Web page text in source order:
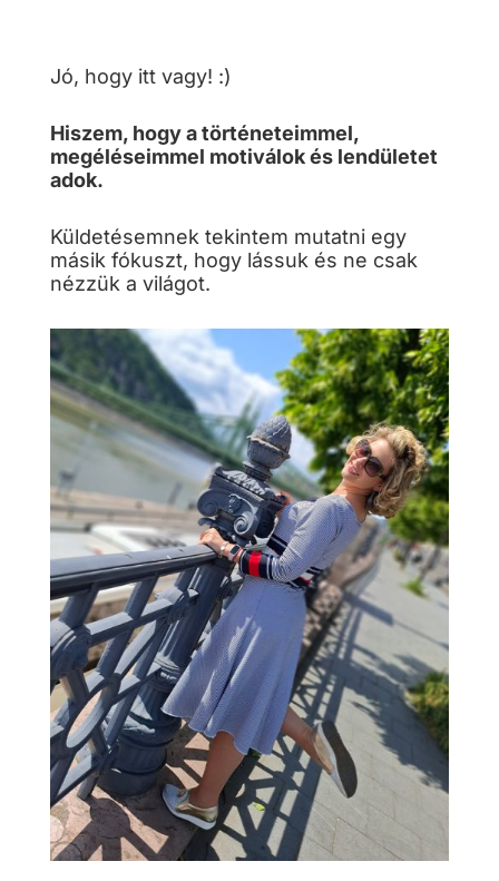
Jó, hogy itt vagy! :)
Hiszem, hogy a történeteimmel,
megéléseimmel motiválok és lendületet
adok.
Küldetésemnek tekintem mutatni egy
másik fókuszt, hogy lássuk és ne csak
nézzük a világot.